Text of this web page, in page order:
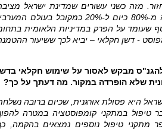
מזה כשני עשורים שמדינת ישראל
יעד שאפתני לצמצום ההטמנה מ-80% כיום ל-20% כמקובל בעולם
שעומד על הפרק במדיניות הלאומית
- דשן חקלאי – יביא לכך ששיעור
מבקש לאסור על שימוש חקלאי
שלא הופרדה במקור. מה דעתך על כך?
בישראל היא פסולת אורגנית, שכיום ברובה
טיפול במתקני קומפוסטציה במטרה
מתקני טיפול נוספים נמצאים בהקמה,